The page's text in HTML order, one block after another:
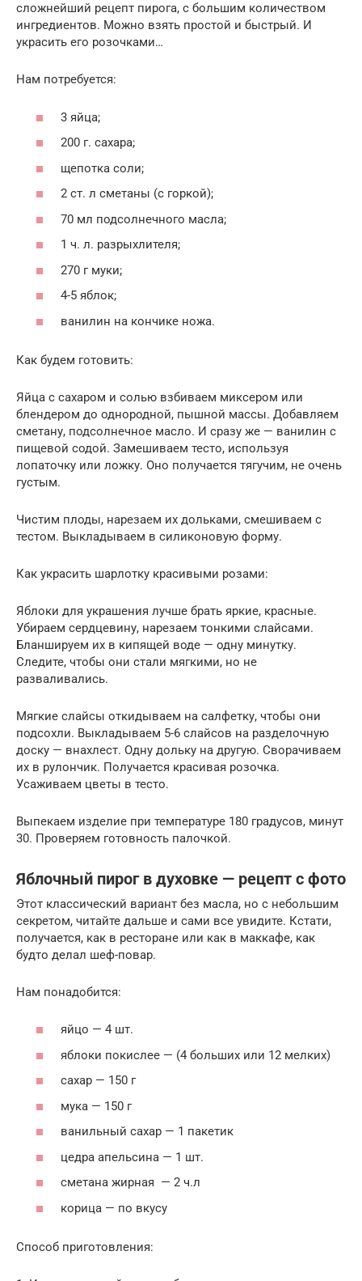
сложнейший рецепт пирога, с большим количеством
ингредиентов. Можно взять простой и быстрый. И
украсить его розочками…
Нам потребуется:
3 яйца;
200 г. сахара;
щепотка соли;
2 ст. л сметаны (с горкой);
70 мл подсолнечного масла;
1 ч. л. разрыхлителя;
270 г муки;
4-5 яблок;
ванилин на кончике ножа.
Как будем готовить:
Яйца с сахаром и солью взбиваем миксером или
блендером до однородной, пышной массы. Добавляем
сметану, подсолнечное масло. И сразу же — ванилин с
пищевой содой. Замешиваем тесто, используя
лопаточку или ложку. Оно получается тягучим, не очень
густым.
Чистим плоды, нарезаем их дольками, смешиваем с
тестом. Выкладываем в силиконовую форму.
Как украсить шарлотку красивыми розами:
Яблоки для украшения лучше брать яркие, красные.
Убираем сердцевину, нарезаем тонкими слайсами.
Бланшируем их в кипящей воде — одну минутку.
Следите, чтобы они стали мягкими, но не
разваливались.
Мягкие слайсы откидываем на салфетку, чтобы они
подсохли. Выкладываем 5-6 слайсов на разделочную
доску — внахлест. Одну дольку на другую. Сворачиваем
их в рулончик. Получается красивая розочка.
Усаживаем цветы в тесто.
Выпекаем изделие при температуре 180 градусов, минут
30. Проверяем готовность палочкой.
Яблочный пирог в духовке — рецепт с фото
Этот классический вариант без масла, но с небольшим
секретом, читайте дальше и сами все увидите. Кстати,
получается, как в ресторане или как в маккафе, как
будто делал шеф-повар.
Нам понадобится:
яйцо — 4 шт.
яблоки покислее — (4 больших или 12 мелких)
сахар — 150 г
мука — 150 г
ванильный сахар — 1 пакетик
цедра апельсина — 1 шт.
сметана жирная — 2 ч.л
корица — по вкусу
Способ приготовления: